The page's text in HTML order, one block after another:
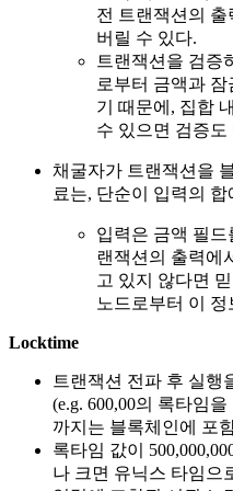
전 트랜잭션의
버릴 수 있다.
트랜잭션을 검증
로부터 금액과
기 때문에, 집합
수 있으면 검증도
채굴자가 트랜잭션을
료는, 단순이 입력의
입력은 금액 필
랜잭션의 출력에
고 있지 않다면
노드로부터 이
Locktime
트랜잭션 전파 후 실행
(e.g. 600,00의 록타임
까지는 블록체인에 포
록타임 값이
나 크면 유닉스 타임으